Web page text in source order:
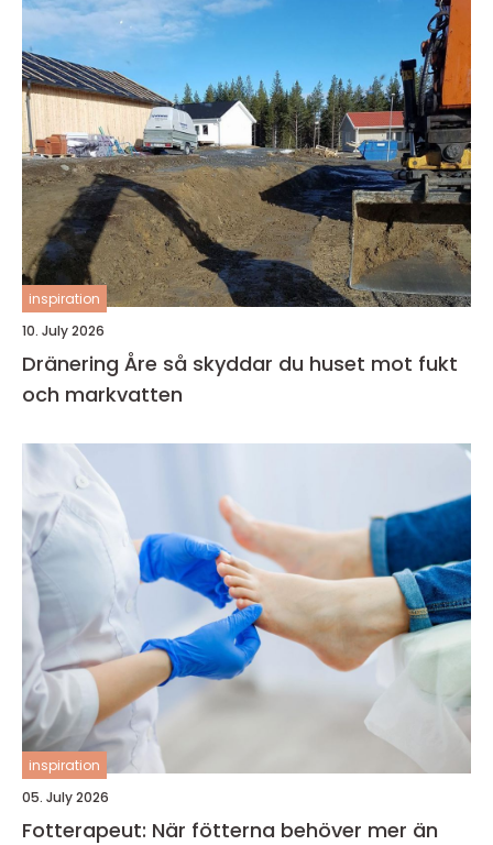
inspiration
10. July 2026
Dränering Åre så skyddar du huset mot fukt
och markvatten
inspiration
05. July 2026
Fotterapeut: När fötterna behöver mer än